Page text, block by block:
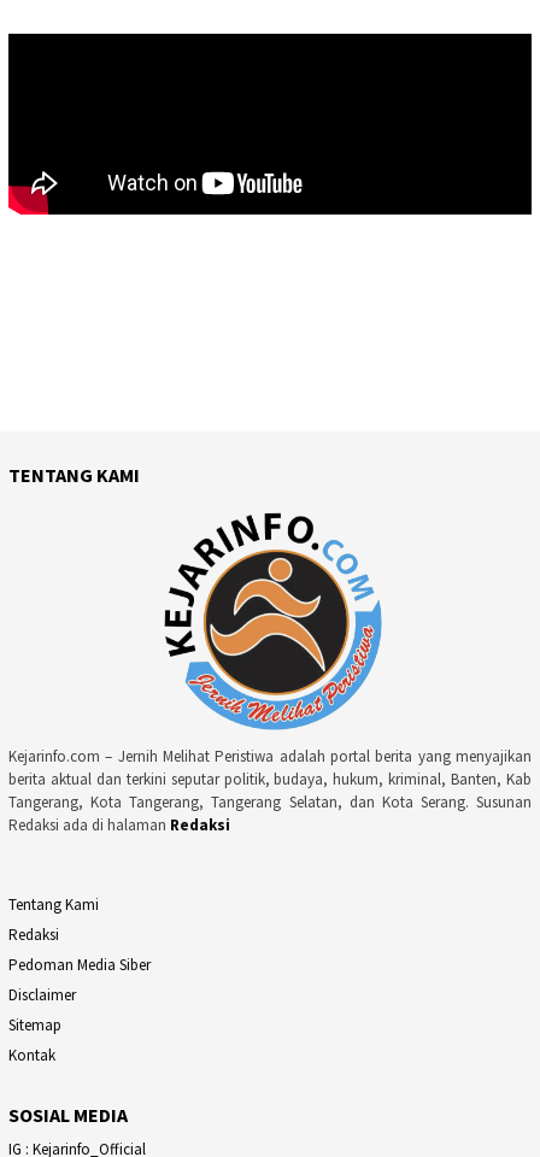
TENTANG KAMI
Kejarinfo.com – Jernih Melihat Peristiwa adalah portal berita yang menyajikan
berita aktual dan terkini seputar politik, budaya, hukum, kriminal, Banten, Kab
Tangerang, Kota Tangerang, Tangerang Selatan, dan Kota Serang. Susunan
Redaksi ada di halaman Redaksi
Tentang Kami
Redaksi
Pedoman Media Siber
Disclaimer
Sitemap
Kontak
SOSIAL MEDIA
IG : Kejarinfo_Official